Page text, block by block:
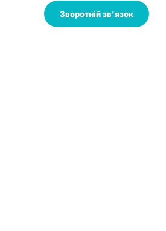
Зворотній зв'язок